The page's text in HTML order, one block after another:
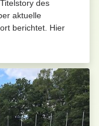
des
aktuelle
berichtet. Hier